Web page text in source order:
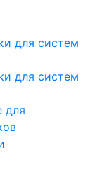
для систем
для систем
для